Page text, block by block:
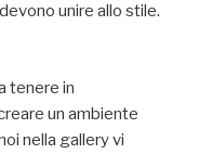
unire allo stile.
tenere in
un ambiente
nella gallery vi